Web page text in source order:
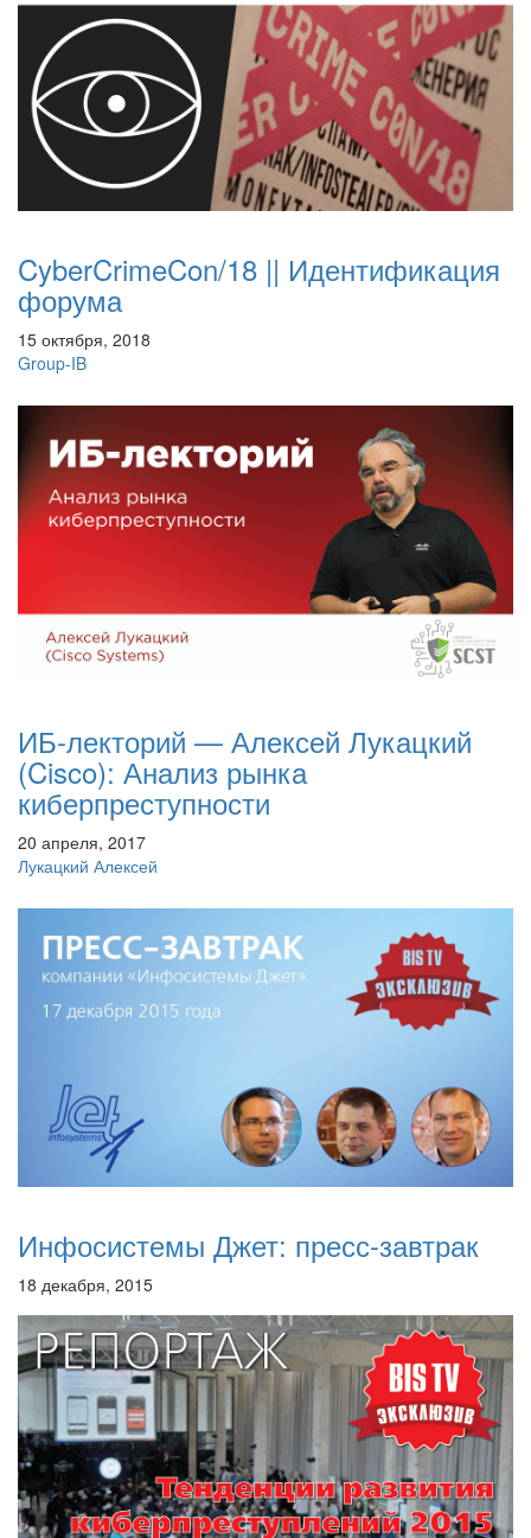
CyberCrimeCon/18 || Идентификация
форума
15 октября, 2018
Group-IB
ИБ-лекторий — Алексей Лукацкий
(Cisco): Анализ рынка
киберпреступности
20 апреля, 2017
Лукацкий Алексей
Инфосистемы Джет: пресс-завтрак
18 декабря, 2015